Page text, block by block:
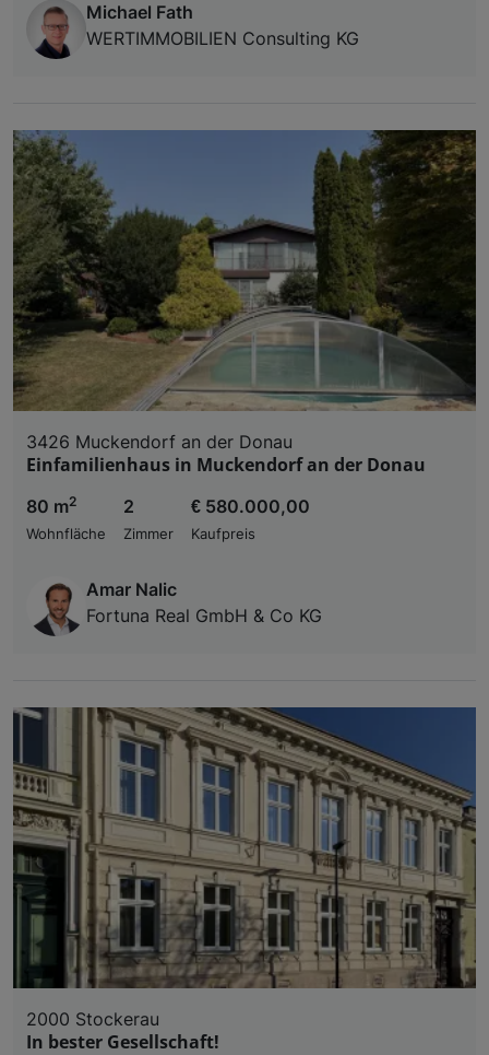
Michael Fath
WERTIMMOBILIEN Consulting KG
3426 Muckendorf an der Donau
Einfamilienhaus in Muckendorf an der Donau
80 m2
Wohnfläche
2
Zimmer
€ 580.000,00
Kaufpreis
Amar Nalic
Fortuna Real GmbH & Co KG
2000 Stockerau
In bester Gesellschaft!